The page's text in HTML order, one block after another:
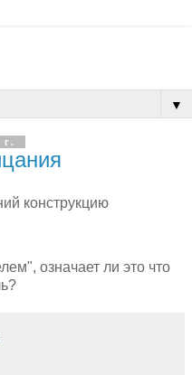
▼
конструкцию
означает ли это что